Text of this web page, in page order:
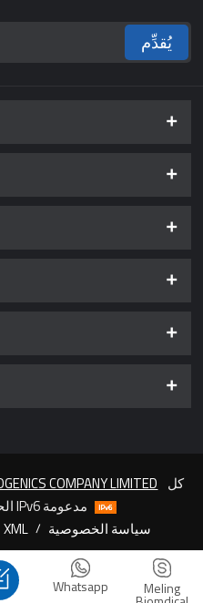
يُقدِّم
COMPANY LIMITED
XML / سياسة الخصوصية
Meling
Whatsapp